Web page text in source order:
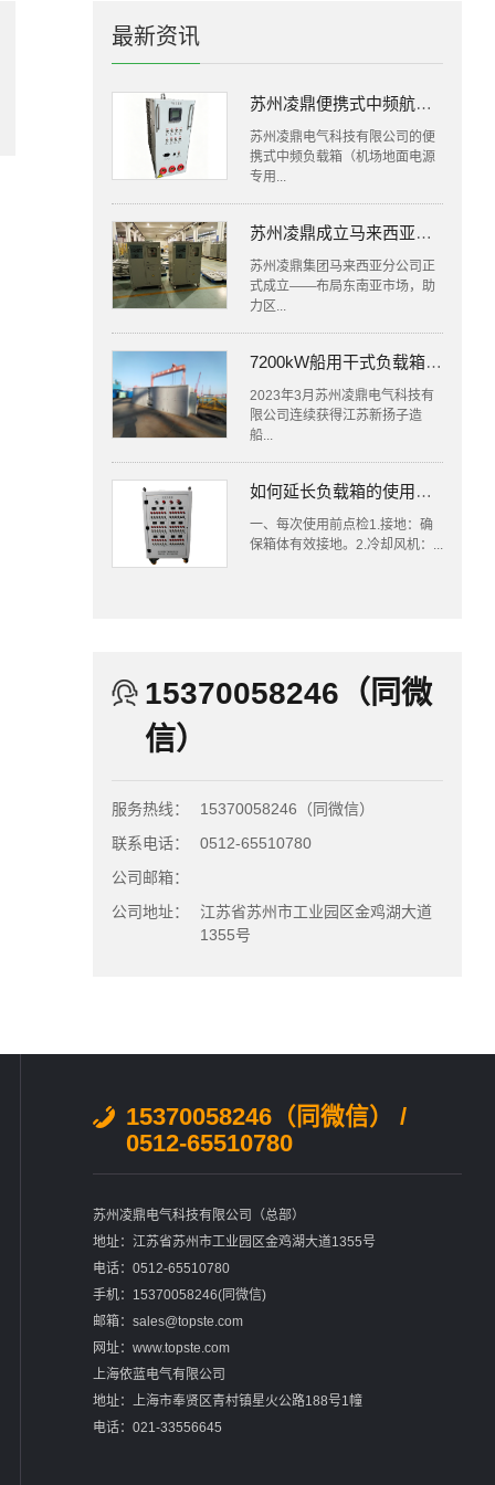
最新资讯
苏州凌鼎便携式中频航空负载箱，打造机场 400Hz 电源移动检测新方案
苏州凌鼎电气科技有限公司的便
携式中频负载箱（机场地面电源
专用...
苏州凌鼎成立马来西亚分公司，布局东南亚负载市场
苏州凌鼎集团马来西亚分公司正
式成立——布局东南亚市场，助
力区...
7200kW船用干式负载箱交付新扬子造船有限公司
2023年3月苏州凌鼎电气科技有
限公司连续获得江苏新扬子造
船...
如何延长负载箱的使用寿命
一、每次使用前点检1.接地：确
保箱体有效接地。2.冷却风机：...
15370058246（同微
信）
服务热线：
15370058246（同微信）
联系电话：
0512-65510780
公司邮箱：
公司地址：
江苏省苏州市工业园区金鸡湖大道
1355号
15370058246（同微信） /
0512-65510780
苏州凌鼎电气科技有限公司（总部）
地址：江苏省苏州市工业园区金鸡湖大道1355号
电话：0512-65510780
手机：15370058246(同微信)
邮箱：sales@topste.com
网址：www.topste.com
上海依蓝电气有限公司
地址：上海市奉贤区青村镇星火公路188号1幢
电话：021-33556645